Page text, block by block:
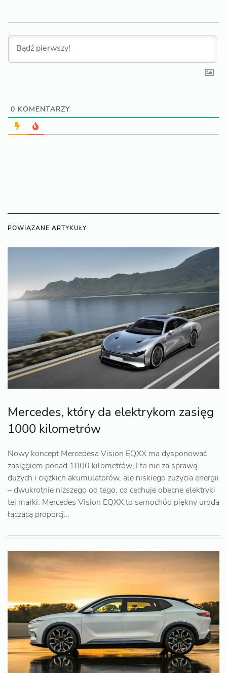
0 KOMENTARZY
POWIĄZANE ARTYKUŁY
Mercedes, który da elektrykom zasięg
1000 kilometrów
Nowy koncept Mercedesa Vision EQXX ma dysponować
zasięgiem ponad 1000 kilometrów. I to nie za sprawą
dużych i ciężkich akumulatorów, ale niskiego zużycia energii
– dwukrotnie niższego od tego, co cechuje obecne elektryki
tej marki. Mercedes Vision EQXX to samochód piękny urodą
łączącą proporcj…